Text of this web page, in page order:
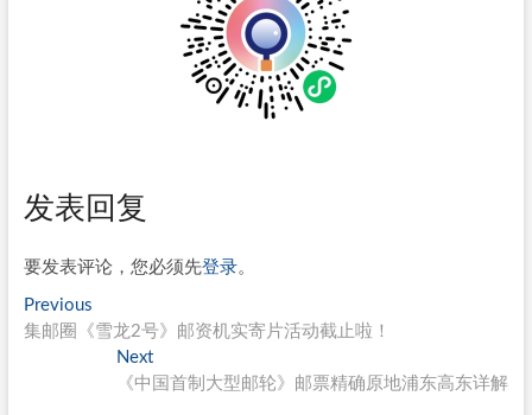
发表回复
要发表评论，您必须先登录。
文
章
PreviousPrevious
post:
集邮圈《雪龙2号》邮资机实寄片活动截止啦！
NextNext
post:
《中国首制大型邮轮》邮票精确原地浦东高东详解